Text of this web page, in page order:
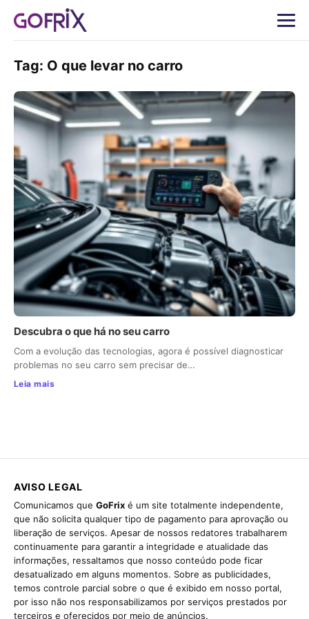
Tag: O que levar no carro
Descubra o que há no seu carro
Com a evolução das tecnologias, agora é possível diagnosticar
problemas no seu carro sem precisar de…
Leia mais
AVISO LEGAL
Comunicamos que GoFrix é um site totalmente independente,
que não solicita qualquer tipo de pagamento para aprovação ou
liberação de serviços. Apesar de nossos redatores trabalharem
continuamente para garantir a integridade e atualidade das
informações, ressaltamos que nosso conteúdo pode ficar
desatualizado em alguns momentos. Sobre as publicidades,
temos controle parcial sobre o que é exibido em nosso portal,
por isso não nos responsabilizamos por serviços prestados por
terceiros e oferecidos por meio de anúncios.